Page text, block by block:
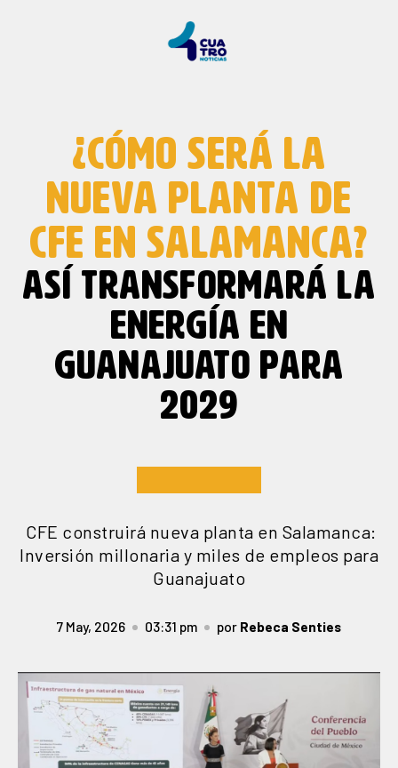
¿CÓMO SERÁ LA
NUEVA PLANTA DE
CFE EN SALAMANCA?
ASÍ TRANSFORMARÁ LA
ENERGÍA EN
GUANAJUATO PARA
2029
CFE construirá nueva planta en Salamanca:
Inversión millonaria y miles de empleos para
Guanajuato
7 May, 2026 03:31 pm por Rebeca Senties